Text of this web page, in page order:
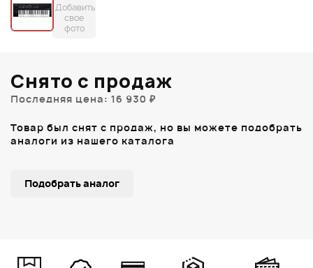
Добавить
свое
фото
Снято с продаж
Последняя цена: 16 930 ₽
Товар был снят с продаж, но вы можете подобрать
аналоги из нашего каталога
Подобрать аналог